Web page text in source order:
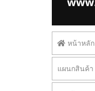
หน้าหลัก
แผนกสินค้า